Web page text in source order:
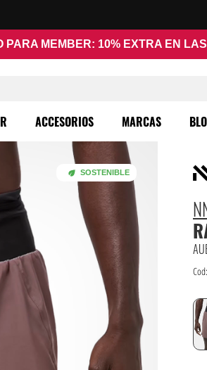
PARA MEMBER: 10% EXTRA EN
ACCESORIOS MARCAS
Cod:
SOSTENIBLE